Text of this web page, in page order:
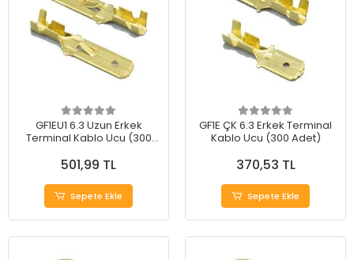
GF1EU1 6.3 Uzun Erkek
Terminal Kablo Ucu (300
501,99 TL
Sepete Ekle
GF1E ÇK 6.3 Erkek Terminal
Kablo Ucu (300 Adet)
370,53 TL
Sepete Ekle